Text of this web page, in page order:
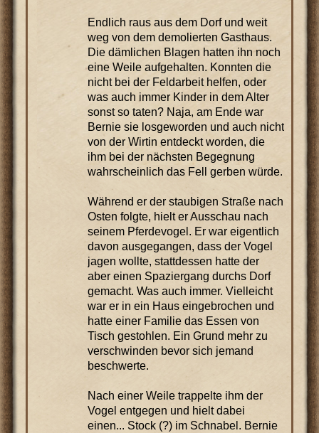
Endlich raus aus dem Dorf und weit
weg von dem demolierten Gasthaus.
Die dämlichen Blagen hatten ihn noch
eine Weile aufgehalten. Konnten die
nicht bei der Feldarbeit helfen, oder
was auch immer Kinder in dem Alter
sonst so taten? Naja, am Ende war
Bernie sie losgeworden und auch nicht
von der Wirtin entdeckt worden, die
ihm bei der nächsten Begegnung
wahrscheinlich das Fell gerben würde.
Während er der staubigen Straße nach
Osten folgte, hielt er Ausschau nach
seinem Pferdevogel. Er war eigentlich
davon ausgegangen, dass der Vogel
jagen wollte, stattdessen hatte der
aber einen Spaziergang durchs Dorf
gemacht. Was auch immer. Vielleicht
war er in ein Haus eingebrochen und
hatte einer Familie das Essen von
Tisch gestohlen. Ein Grund mehr zu
verschwinden bevor sich jemand
beschwerte.
Nach einer Weile trappelte ihm der
Vogel entgegen und hielt dabei
einen... Stock (?) im Schnabel. Bernie